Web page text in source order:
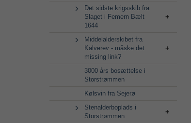
Det sidste krigsskib fra
Slaget i Femern Bælt
1644
Middelalderskibet fra
Kalverev - måske det
missing link?
3000 års bosættelse i
Storstrømmen
Kølsvin fra Sejerø
Stenalderboplads i
Storstrømmen